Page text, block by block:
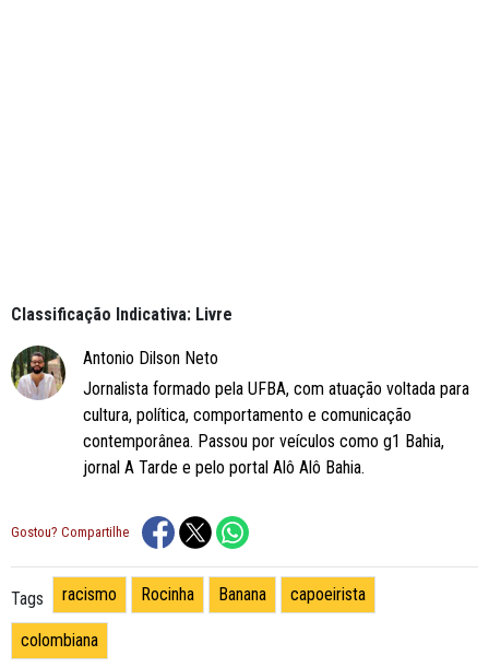
Classificação Indicativa: Livre
Antonio Dilson Neto
Jornalista formado pela UFBA, com atuação voltada para
cultura, política, comportamento e comunicação
contemporânea. Passou por veículos como g1 Bahia,
jornal A Tarde e pelo portal Alô Alô Bahia.
Gostou? Compartilhe
Tags racismo Rocinha Banana capoeirista
colombiana